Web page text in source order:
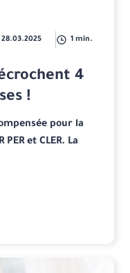
28.03.2025 1 min.
4
!
pour la
et CLER. La